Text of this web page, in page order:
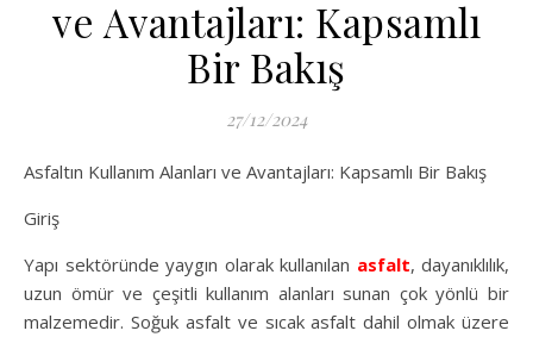
ve Avantajları: Kapsamlı
Bir Bakış
27/12/2024
Asfaltın Kullanım Alanları ve Avantajları: Kapsamlı Bir Bakış
Giriş
Yapı sektöründe yaygın olarak kullanılan asfalt, dayanıklılık,
uzun ömür ve çeşitli kullanım alanları sunan çok yönlü bir
malzemedir. Soğuk asfalt ve sıcak asfalt dahil olmak üzere